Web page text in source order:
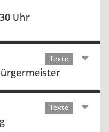
Uhr
Texte
Texte